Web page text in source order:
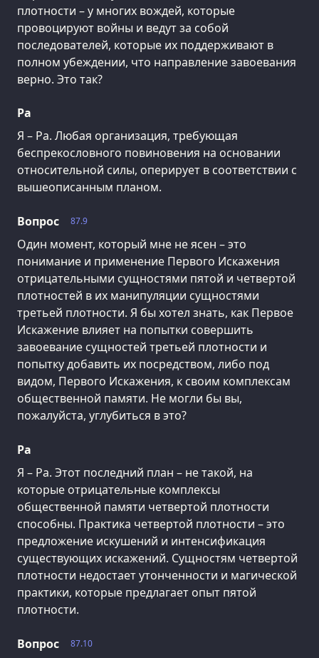
плотности – у многих вождей, которые
провоцируют войны и ведут за собой
последователей, которые их поддерживают в
полном убеждении, что направление завоевания
верно. Это так?
Ра
Я – Ра. Любая организация, требующая
беспрекословного повиновения на основании
относительной силы, оперирует в соответствии с
вышеописанным планом.
87.9
Вопрос
Один момент, который мне не ясен – это
понимание и применение Первого Искажения
отрицательными сущностями пятой и четвертой
плотностей в их манипуляции сущностями
третьей плотности. Я бы хотел знать, как Первое
Искажение влияет на попытки совершить
завоевание сущностей третьей плотности и
попытку добавить их посредством, либо под
видом, Первого Искажения, к своим комплексам
общественной памяти. Не могли бы вы,
пожалуйста, углубиться в это?
Ра
Я – Ра. Этот последний план – не такой, на
которые отрицательные комплексы
общественной памяти четвертой плотности
способны. Практика четвертой плотности – это
предложение искушений и интенсификация
существующих искажений. Сущностям четвертой
плотности недостает утонченности и магической
практики, которые предлагает опыт пятой
плотности.
87.10
Вопрос